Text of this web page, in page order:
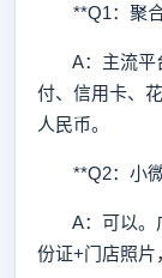
**Q1：聚合
A：主流平台
付、信用卡、
人民币。
**Q2：小微
A：可以。广
份证+门店照片